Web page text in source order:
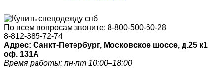
По всем вопросам звоните: 8-800-500-60-28
8-812-385-72-74
Адрес: Санкт-Петербург, Московское шоссе, д.25 к1
оф. 131A
Время работы: пн-пт 10:00–18:00